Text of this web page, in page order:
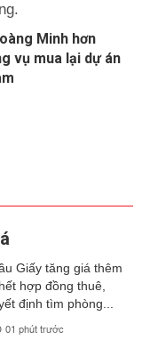
Minh hơn
vụ mua lại dự án
Giấy tăng giá thêm
hợp đồng thuê,
định tìm phòng...
01 phút trước